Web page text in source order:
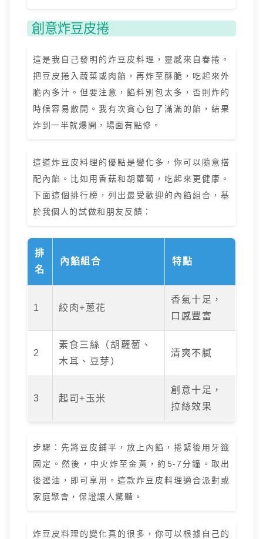
創意炸豆皮捲
這是我自己發明的炸豆皮料理，靈感來自春捲。
把豆皮捲入蔬菜或肉餡，再炸至酥脆，吃起來外
脆內多汁。但要注意，餡料別包太多，否則炸的
時候容易散開。我有次貪心包了滿滿的餡，結果
炸到一半就爆開，場面有點慘。
這道炸豆皮料理的優點是變化多，你可以隨意搭
配內餡。比如用香菇和胡蘿蔔，吃起來更健康。
下面這個排行榜，列出最受歡迎的內餡組合，基
於我個人的試做和朋友反饋：
排
名
內餡組合 特點
1 絞肉+蔥花
香氣十足，
口感豐富
2
素食三絲（胡蘿蔔、
木耳、豆芽）
清爽不膩
3 起司+玉米
創意十足，
拉絲效果
步驟：先將豆皮鋪平，放上內餡，捲緊後用牙籤
固定。然後，中火炸至金黃，約5-7分鐘。取出
後瀝油，即可享用。這款炸豆皮料理適合派對或
家庭聚會，保證讓人驚豔。
炸豆皮料理的變化真的很多，你可以根據自己的